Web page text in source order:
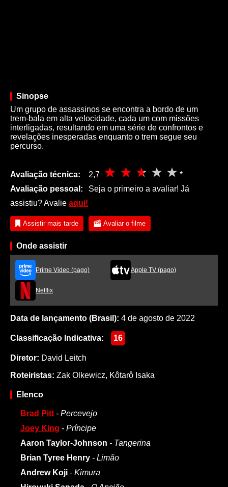
Sinopse
Um grupo de assassinos se encontra a bordo de um
trem-bala em alta velocidade, cada um com missões
interligadas, resultando em uma série de confrontos e
revelações inesperadas enquanto o trem segue seu
percurso.
Avaliação técnica: 2,7
*
Avaliação pessoal:
Seja o primeiro a avaliar! Já
assistiu? Avalie aqui!
Assistir mais tarde Avaliar o filme
Onde assistir
Prime Video (pago) Apple TV (pago)
Netflix
Data de lançamento (Brasil): 4 de agosto de 2022
Classificação Indicativa: 16
Diretor: David Leitch
Roteiristas: Zak Olkewicz, Kôtarô Isaka
Elenco
Brad Pitt - Percevejo
Joey King - Príncipe
Aaron Taylor-Johnson - Tangerina
Brian Tyree Henry - Limão
Andrew Koji - Kimura